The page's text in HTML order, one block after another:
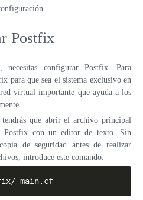
Postfix
configurar Postfix. Para
para que sea el sistema exclusivo en
virtual importante que ayuda a los
que abrir el archivo principal
Postfix con un editor de texto. Sin
de seguridad antes de realizar
introduce este comando:
main.cf